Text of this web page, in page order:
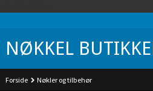
NØKKEL
Forside Nøkler og tilbehør